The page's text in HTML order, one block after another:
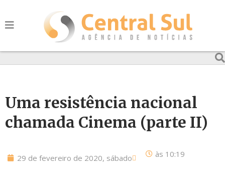
Uma resistência nacional
chamada Cinema (parte II)
29 de fevereiro de 2020, sábado às 10:19